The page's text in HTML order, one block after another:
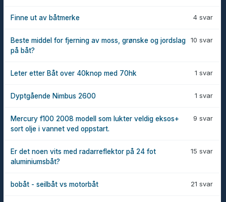
4 svar
Finne ut av båtmerke
10 svar
Beste middel for fjerning av moss, grønske og jordslag
på båt?
1 svar
Leter etter Båt over 40knop med 70hk
1 svar
Dyptgående Nimbus 2600
9 svar
Mercury f100 2008 modell som lukter veldig eksos+
sort olje i vannet ved oppstart.
15 svar
Er det noen vits med radarreflektor på 24 fot
aluminiumsbåt?
21 svar
bobåt - seilbåt vs motorbåt